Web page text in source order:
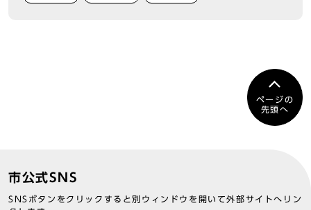
ページの
先頭へ
市公式SNS
SNSボタンをクリックすると別ウィンドウを開いて外部サイトへリン